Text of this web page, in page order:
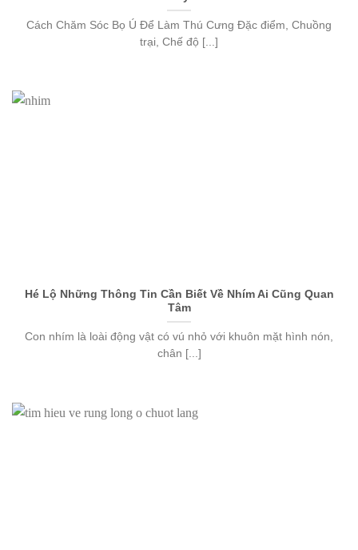
Cách Chăm Sóc Bọ Ú Để Làm Thú Cưng Đặc điểm, Chuồng
trại, Chế độ [...]
Hé Lộ Những Thông Tin Cần Biết Về Nhím Ai Cũng Quan
Tâm
Con nhím là loài động vật có vú nhỏ với khuôn mặt hình nón,
chân [...]